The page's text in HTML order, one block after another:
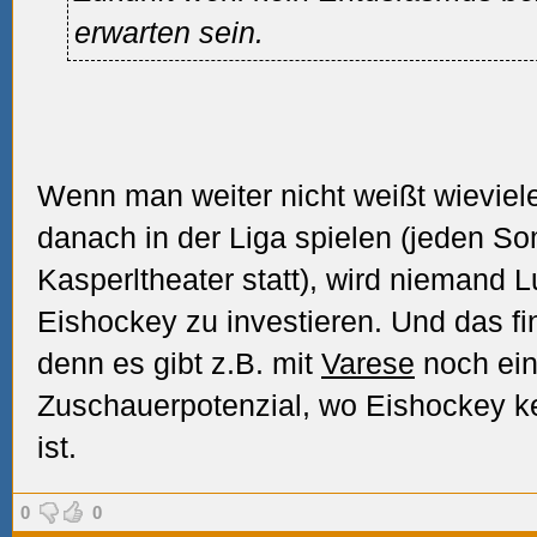
erwarten sein.
Wenn man weiter nicht weißt
danach in der Liga spielen (jeden
Kasperltheater statt), wird niemand
Eishockey zu investieren. Und das
denn es gibt z.B. mit Varese noch
Zuschauerpotenzial, wo Eishockey
ist.
0 0